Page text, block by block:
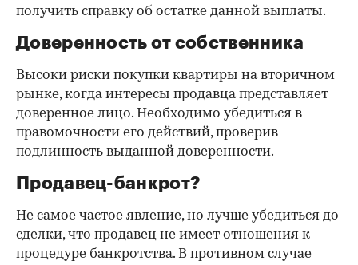
получить справку об остатке данной выплаты.
Доверенность от собственника
Высоки риски покупки квартиры на вторичном
рынке, когда интересы продавца представляет
доверенное лицо. Необходимо убедиться в
правомочности его действий, проверив
подлинность выданной доверенности.
Продавец-банкрот?
Не самое частое явление, но лучше убедиться до
сделки, что продавец не имеет отношения к
процедуре банкротства. В противном случае